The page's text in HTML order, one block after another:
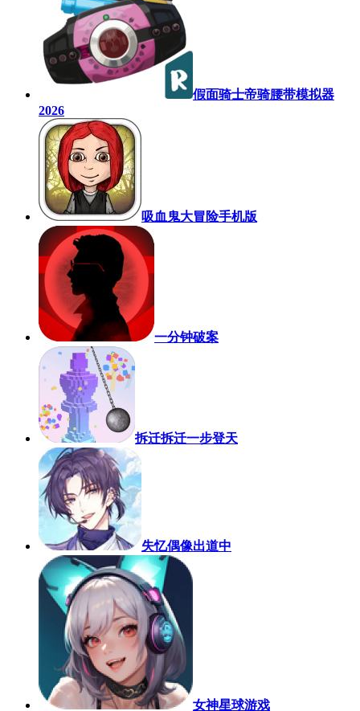
假面骑士帝骑腰带模拟器
2026
吸血鬼大冒险手机版
一分钟破案
拆迁拆迁一步登天
失忆偶像出道中
女神星球游戏